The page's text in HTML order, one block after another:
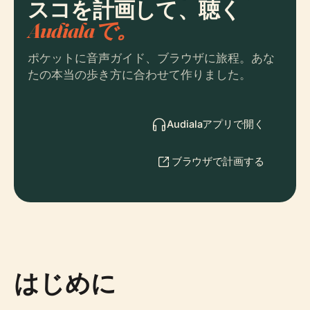
スコを計画して、聴く
Audialaで。
ポケットに音声ガイド、ブラウザに旅程。あな
たの本当の歩き方に合わせて作りました。
Audialaアプリで開く
ブラウザで計画する
はじめに